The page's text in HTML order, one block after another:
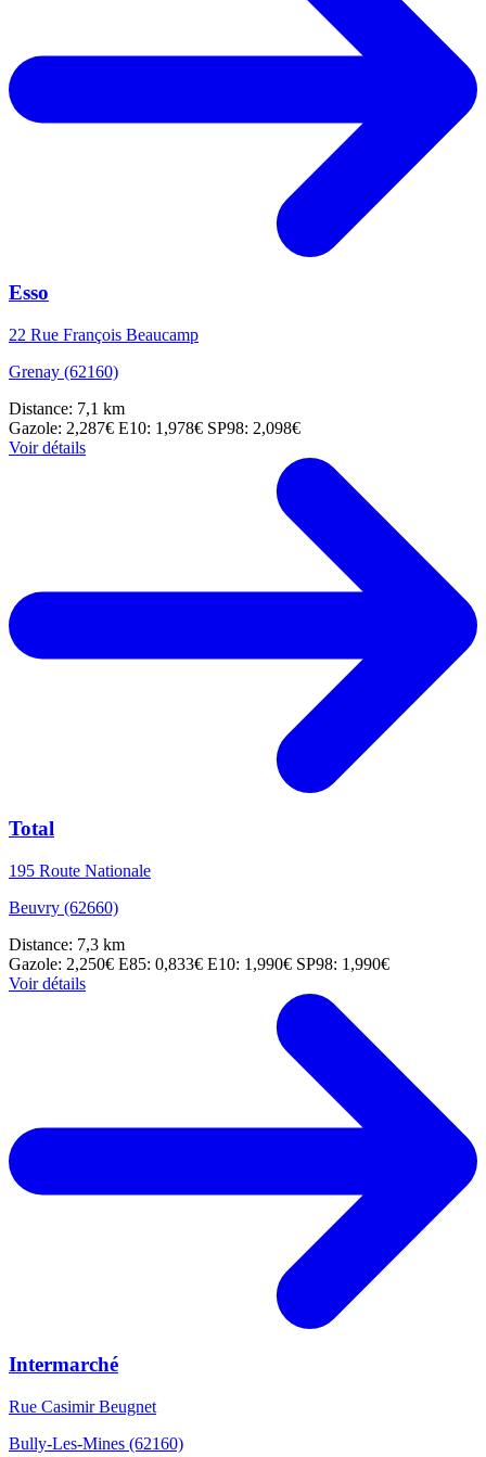
Esso
22 Rue François Beaucamp
Grenay (62160)
Distance: 7,1 km
Gazole: 2,287€ E10: 1,978€ SP98: 2,098€
Voir détails
Total
195 Route Nationale
Beuvry (62660)
Distance: 7,3 km
Gazole: 2,250€ E85: 0,833€ E10: 1,990€ SP98: 1,990€
Voir détails
Intermarché
Rue Casimir Beugnet
Bully-Les-Mines (62160)